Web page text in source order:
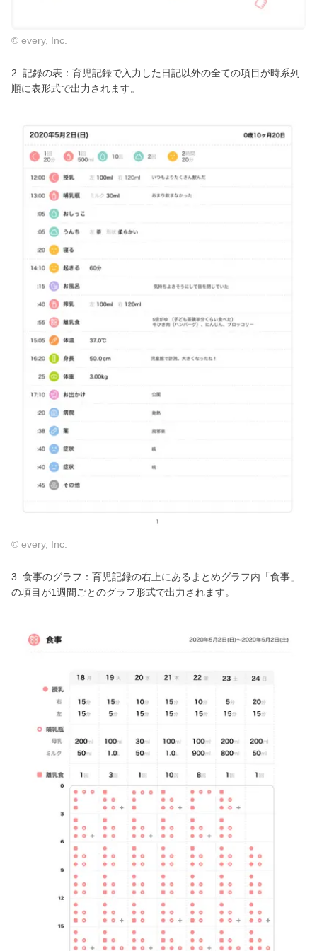
© every, Inc.
2. 記録の表：育児記録で入力した日記以外の全ての項目が時系列
順に表形式で出力されます。
© every, Inc.
3. 食事のグラフ：育児記録の右上にあるまとめグラフ内「食事」
の項目が1週間ごとのグラフ形式で出力されます。